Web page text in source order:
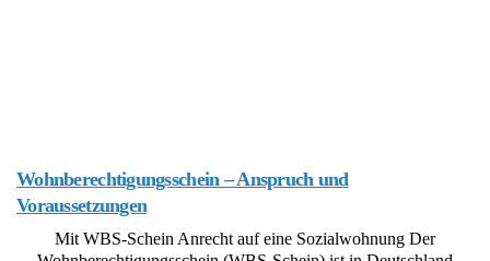
Voraussetzungen
Mit WBS-Schein Anrecht auf eine Sozialwohnung Der
enorm wichtig, da es eine wahre Vielzahl von bedürftigen